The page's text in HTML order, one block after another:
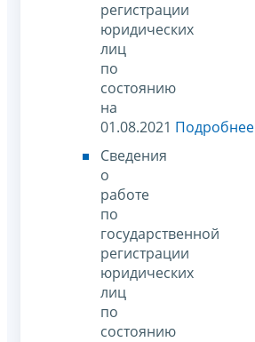
регистрации
юридических
лиц
по
состоянию
на
01.08.2021 Подробнее
Сведения
о
работе
по
государственной
регистрации
юридических
лиц
по
состоянию